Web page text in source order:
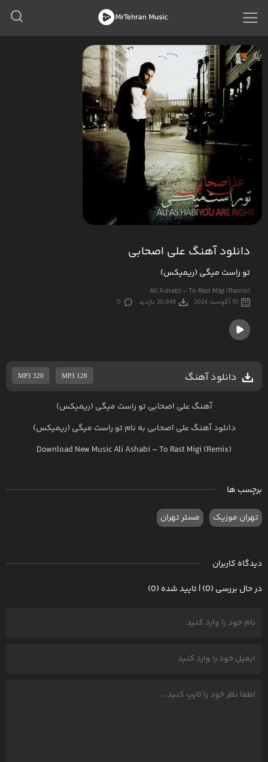
دانلود آهنگ علی اصحابی
تو راست میگی (ریمیکس)
Ali Ashabi - To Rast Migi (Remix)
10 آگوست 2024 20,949 بازدید 0
دانلود آهنگ MP3 320 MP3 128
آهنگ علی اصحابی تو راست میگی (ریمیکس)
دانلود آهنگ علی اصحابی به نامتو راست میگی (ریمیکس)
Download New MusicAli Ashabi –To Rast Migi (Remix)
برچسب ها
تهران موزیک مستر تهران
دیدگاه کاربران
در حال بررسی (0) | تایید شده (0)